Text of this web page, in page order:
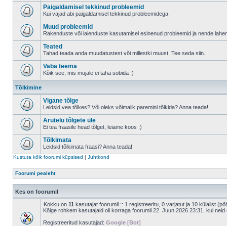
Paigaldamisel tekkinud probleemid
Kui vajad abi paigaldamisel tekkinud probleemidega
Muud probleemid
Rakenduste või laienduste kasutamisel esinenud probleemid ja nende
Teated
Tahad teada anda muudatustest või millestki muust. Tee seda siin.
Vaba teema
Kõik see, mis mujale ei taha sobida :)
Tõlkimine
Vigane tõlge
Leidsid vea tõlkes? Või oleks võimalik paremini tõlkida? Anna teada!
Arutelu tõlgete üle
Ei tea fraasile head tõlget, leiame koos :)
Tõlkimata
Leidsid tõlkimata fraasi? Anna teada!
Kustuta kõik foorumi küpsised | Juhtkond
Foorumi pealeht
Kes on foorumil
Kokku on 11 kasutajat foorumil :: 1 registreeritu, 0 varjatut ja 10 külalist
Kõige rohkem kasutajaid oli korraga foorumil 22. Juun 2026 23:31, kui neid
Registreeritud kasutajad: Google [Bot]